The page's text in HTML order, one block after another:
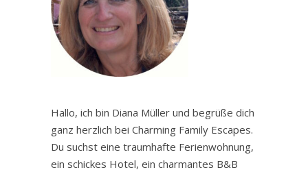
Hallo, ich bin Diana Müller und begrüße dich
ganz herzlich bei Charming Family Escapes.
Du suchst eine traumhafte Ferienwohnung,
ein schickes Hotel, ein charmantes B&B